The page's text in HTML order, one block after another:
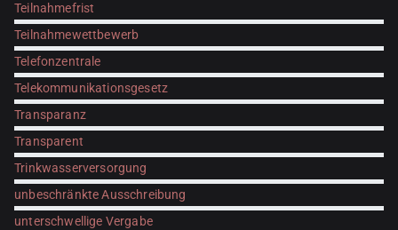
Teilnahmefrist
Teilnahmewettbewerb
Telefonzentrale
Telekommunikationsgesetz
Transparanz
Transparent
Trinkwasserversorgung
unbeschränkte Ausschreibung
unterschwellige Vergabe